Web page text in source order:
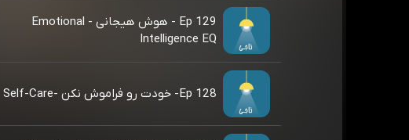
Ep 129 - هوش هیجانی - Emotional
Intelligence EQ
Ep 128- خودت رو فراموش نکن -Self-Care